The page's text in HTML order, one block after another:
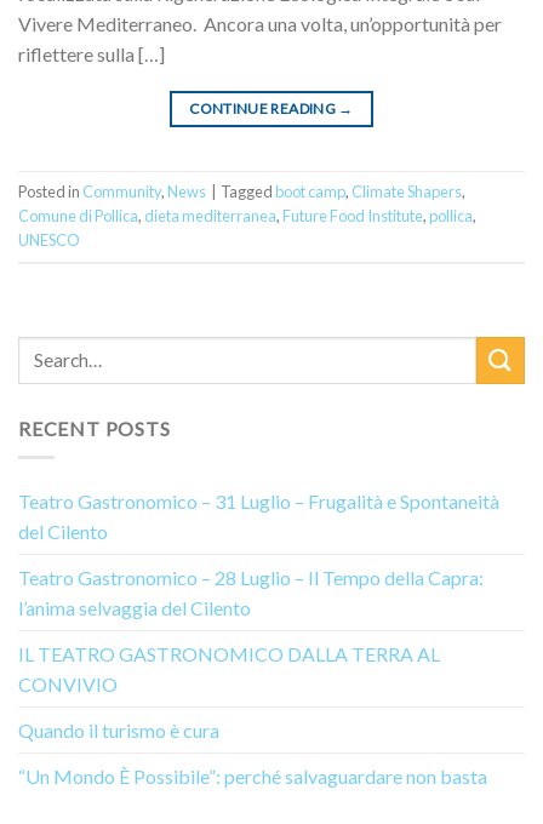
Vivere Mediterraneo. Ancora una volta, un’opportunità per
riflettere sulla […]
CONTINUE READING →
Posted in Community, News Tagged boot camp, Climate Shapers,
Comune di Pollica, dieta mediterranea, Future Food Institute, pollica,
UNESCO
RECENT POSTS
Teatro Gastronomico – 31 Luglio – Frugalità e Spontaneità
del Cilento
Teatro Gastronomico – 28 Luglio – Il Tempo della Capra:
l’anima selvaggia del Cilento
IL TEATRO GASTRONOMICO DALLA TERRA AL
CONVIVIO
Quando il turismo è cura
“Un Mondo È Possibile”: perché salvaguardare non basta